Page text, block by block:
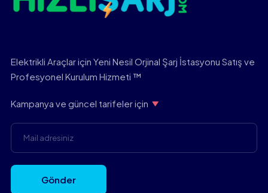
Elektrikli Araçlar için Yeni Nesil Orjinal Şarj İstasyonu Satış ve
Profesyonel Kurulum Hizmeti ™
Kampanya ve güncel tarifeler için
Gönder